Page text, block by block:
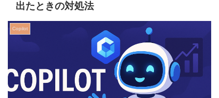
出たときの対処法
Copilot